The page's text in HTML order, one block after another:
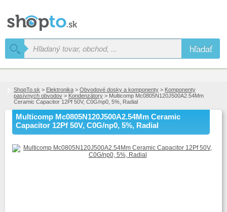
hľadať
ShopTo.sk > Elektronika > Obvodové dosky a komponenty > Komponenty
pasívnych obvodov > Kondenzátory > Multicomp Mc0805N120J500A2.54Mm
Ceramic Capacitor 12Pf 50V, C0G/np0, 5%, Radial
Multicomp Mc0805N120J500A2.54Mm Ceramic
Capacitor 12Pf 50V, C0G/np0, 5%, Radial